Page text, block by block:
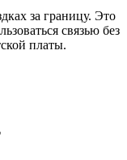
за границу. Это
связью без
платы.